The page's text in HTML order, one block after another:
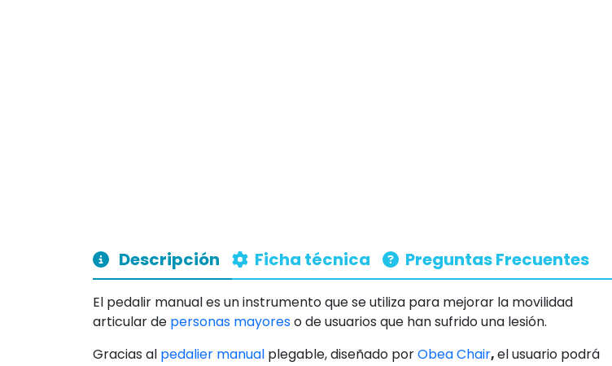
Descripción Ficha técnica Preguntas Frecuentes
El pedalir manual es un instrumento que se utiliza para mejorar la movilidad
articular de personas mayoreso de usuarios que han sufrido una lesión.
Gracias al pedalier manual plegable, diseñado porObea Chair,el usuario podrá